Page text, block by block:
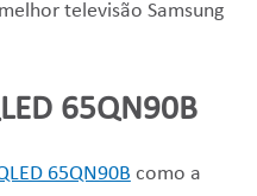
televisão Samsung
65QN90B
65QN90B como a